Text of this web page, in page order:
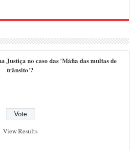
Justiça no caso das 'Máfia das multas de
trânsito'?
View Results